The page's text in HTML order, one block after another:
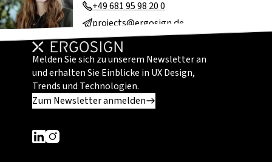
+49 681 95 98 20 0
projects@ergosign.de
Melden Sie sich zu unserem Newsletter an
und erhalten Sie Einblicke in UX Design,
Trends und Technologien.
Zum Newsletter anmelden
Dieser Link führt zu einer externen Seite
Dieser Link führt zu einer externen Seite